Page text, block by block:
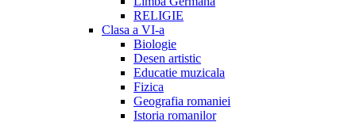
RELIGIE
Clasa a VI-a
Biologie
Desen artistic
Educatie muzicala
Fizica
Geografia romaniei
Istoria romanilor